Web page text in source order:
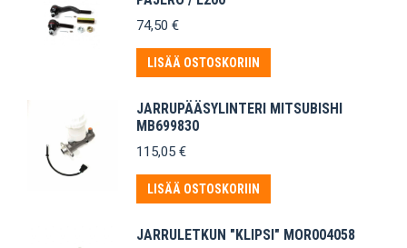
74,50 €
LISÄÄ OSTOSKORIIN
JARRUPÄÄSYLINTERI MITSUBISHI
MB699830
115,05 €
LISÄÄ OSTOSKORIIN
JARRULETKUN "KLIPSI" MOR004058